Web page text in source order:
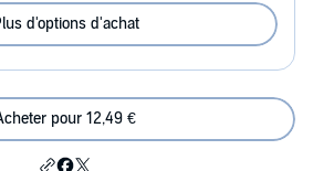
d'options d'achat
pour 12,49 €